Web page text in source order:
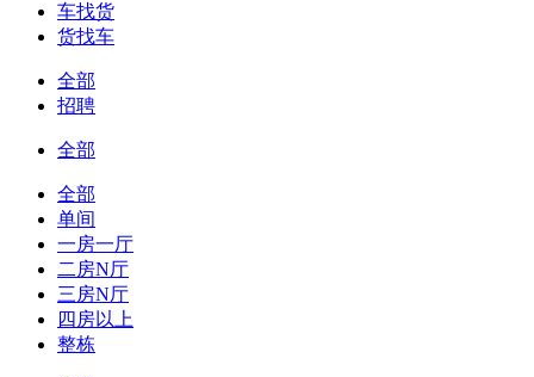
车找货
货找车
全部
招聘
全部
全部
单间
一房一厅
二房N厅
三房N厅
四房以上
整栋